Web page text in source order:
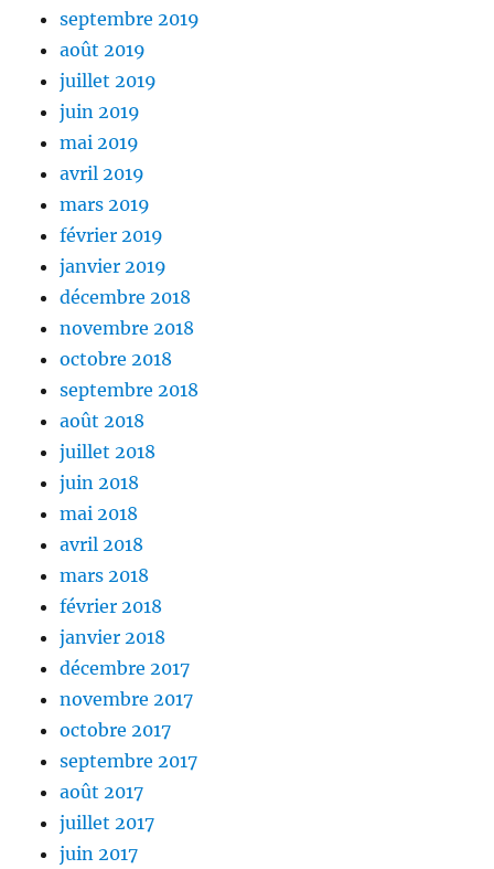
septembre 2019
août 2019
juillet 2019
juin 2019
mai 2019
avril 2019
mars 2019
février 2019
janvier 2019
décembre 2018
novembre 2018
octobre 2018
septembre 2018
août 2018
juillet 2018
juin 2018
mai 2018
avril 2018
mars 2018
février 2018
janvier 2018
décembre 2017
novembre 2017
octobre 2017
septembre 2017
août 2017
juillet 2017
juin 2017